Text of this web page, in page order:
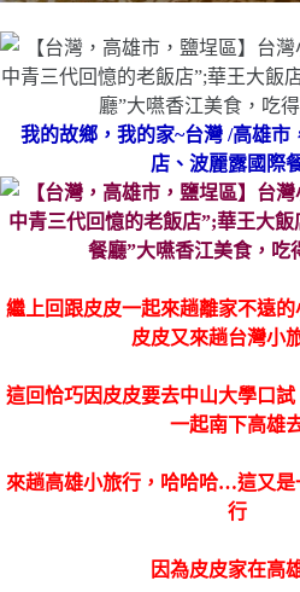
我的故鄉，我的家~台灣 /高雄市
店、波麗露國際
繼上回跟皮皮一起來趟離家不遠
皮皮又來趟台灣小
這回恰巧因皮皮要去中山大學口
一起南下高雄
來趟高雄小旅行，哈哈哈…這又是
行
因為皮皮家在高